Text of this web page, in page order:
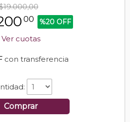
00 %20 OFF
Ver cuotas
con transferencia
Comprar